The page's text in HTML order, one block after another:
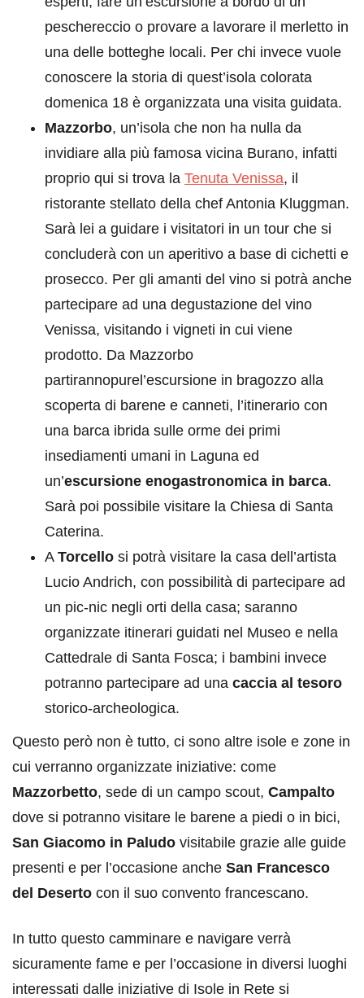
peschereccio o provare a lavorare il merletto in
una delle botteghe locali. Per chi invece vuole
conoscere la storia di quest’isola colorata
domenica 18 è organizzata una visita guidata.
Mazzorbo, un’isola che non ha nulla da
invidiare alla più famosa vicina Burano, infatti
proprio qui si trova la Tenuta Venissa, il
ristorante stellato della chef Antonia Kluggman.
Sarà lei a guidare i visitatori in un tour che si
concluderà con un aperitivo a base di cichetti e
prosecco. Per gli amanti del vino si potrà anche
partecipare ad una degustazione del vino
Venissa, visitando i vigneti in cui viene
prodotto. Da Mazzorbo
partirannopurel’escursione in bragozzo alla
scoperta di barene e canneti, l’itinerario con
una barca ibrida sulle orme dei primi
insediamenti umani in Laguna ed
un’escursione enogastronomica in barca.
Sarà poi possibile visitare la Chiesa di Santa
Caterina.
A Torcello si potrà visitare la casa dell’artista
Lucio Andrich, con possibilità di partecipare ad
un pic-nic negli orti della casa; saranno
organizzate itinerari guidati nel Museo e nella
Cattedrale di Santa Fosca; i bambini invece
potranno partecipare ad una caccia al tesoro
storico-archeologica.
Questo però non è tutto, ci sono altre isole e zone in
cui verranno organizzate iniziative: come
Mazzorbetto, sede di un campo scout, Campalto
dove si potranno visitare le barene a piedi o in bici,
San Giacomo in Paludo visitabile grazie alle guide
presenti e per l’occasione anche San Francesco
del Deserto con il suo convento francescano.
In tutto questo camminare e navigare verrà
sicuramente fame e per l’occasione in diversi luoghi
interessati dalle iniziative di Isole in Rete si